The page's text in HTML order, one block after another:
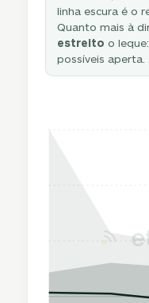
linha escura é o
Quanto mais à
estreito o
possíveis aperta.